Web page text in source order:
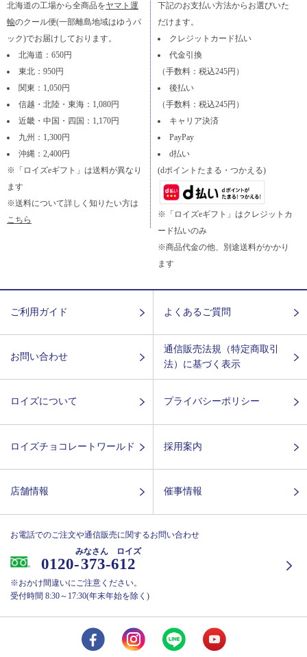
北海道の工場から全商品をヤマト運
輸のクール便(一部離島地域はゆうパ
ック)でお届けしております。
北海道：650円
東北：950円
関東：1,050円
信越・北陸・東海：1,080円
近畿・中国・四国：1,170円
九州：1,300円
沖縄：2,400円
※「ロイズeギフト」は送料が異なり
ます
※送料について詳しく知りたい方は
こちら
下記のお支払い方法からお選びいた
だけます。
クレジットカード払い
代金引換
（手数料：税込245円）
後払い
（手数料：税込245円）
キャリア決済
PayPay
d払い
(dポイントたまる・つかえる)
※「ロイズeギフト」はクレジットカ
ード払いのみ
※商品代金の他、別途送料がかかり
ます
ご利用ガイド よくあるご質問
お問い合わせ
通信販売法規（特定商取引
法）に基づく表示
ロイズについて プライバシーポリシー
ロイズチョコレートワールド 採用案内
店舗情報 催事情報
お電話でのご注文や通信販売に関するお問い合わせ
0120-373-612
みなさん ロイズ
※おかけ間違いにご注意ください。
受付時間 8:30～17:30(年末年始を除く)